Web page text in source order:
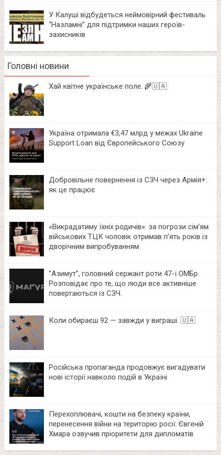
У Калуші відбудеться неймовірний фестиваль
“Назламні” для підтримки наших героїв-
захисників
Головні новини
Хай квітне українське поле. 🌾🇺🇦
Україна отримала €3,47 млрд у межах Ukraine
Support Loan від Європейського Союзу
Добровільне повернення із СЗЧ через Армія+:
як це працює
«Викрадатиму їхніх родичів»: за погрози сім’ям
військових ТЦК чоловік отримав п’ять років із
дворічним випробуванням
⁨”Азимут”, головний сержант роти 47-ї ОМБр.
Розповідає про те, що люди все активніше
повертаються із СЗЧ.
Коли обираєш 92 — завжди у виграші. 🇺🇦
Російська пропаганда продовжує вигадувати
нові історії навколо подій в Україні
Перехоплювачі, кошти на безпеку країни,
перенесення війни на територію росії: Євгеній
Хмара озвучив пріоритети для дипломатів